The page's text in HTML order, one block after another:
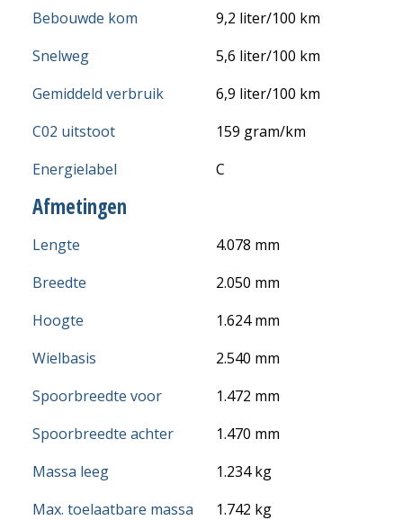
Bebouwde kom
9,2 liter/100 km
Snelweg
5,6 liter/100 km
Gemiddeld verbruik
6,9 liter/100 km
C02 uitstoot
159 gram/km
Energielabel
C
Afmetingen
Lengte
4.078 mm
Breedte
2.050 mm
Hoogte
1.624 mm
Wielbasis
2.540 mm
Spoorbreedte voor
1.472 mm
Spoorbreedte achter
1.470 mm
Massa leeg
1.234 kg
Max. toelaatbare massa
1.742 kg